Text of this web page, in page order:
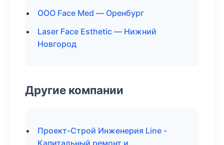
ООО Face Med — Оренбург
Laser Face Esthetic — Нижний
Новгород
Другие компании
Проект-Строй Инженерия Line -
Капитальный ремонт и